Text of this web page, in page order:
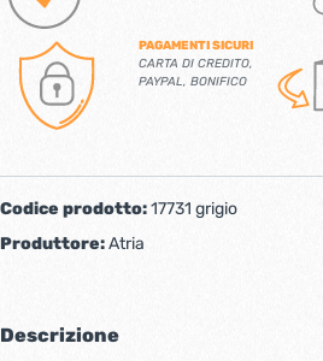
PAGAMENTI SICURI
CARTA DI CREDITO,
PAYPAL, BONIFICO
Codice prodotto:17731 grigio
Produttore:Atria
Descrizione